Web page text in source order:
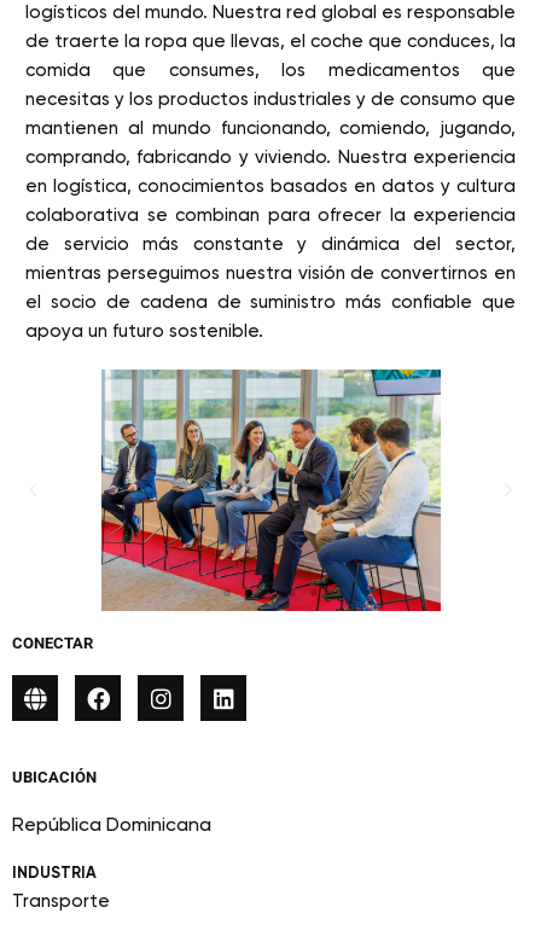
logísticos del mundo. Nuestra red global es responsable
de traerte la ropa que llevas, el coche que conduces, la
comida que consumes, los medicamentos que
necesitas y los productos industriales y de consumo que
mantienen al mundo funcionando, comiendo, jugando,
comprando, fabricando y viviendo. Nuestra experiencia
en logística, conocimientos basados en datos y cultura
colaborativa se combinan para ofrecer la experiencia
de servicio más constante y dinámica del sector,
mientras perseguimos nuestra visión de convertirnos en
el socio de cadena de suministro más confiable que
apoya un futuro sostenible.
INDUSTRIA
Transporte
UBICACIÓN
República Dominicana
CONECTAR